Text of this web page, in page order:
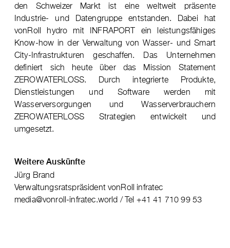
den Schweizer Markt ist eine weltweit präsente
Industrie- und Datengruppe entstanden. Dabei hat
vonRoll hydro mit INFRAPORT ein leistungsfähiges
Know-how in der Verwaltung von Wasser- und Smart
City-Infrastrukturen geschaffen. Das Unternehmen
definiert sich heute über das Mission Statement
ZEROWATERLOSS. Durch integrierte Produkte,
Dienstleistungen und Software werden mit
Wasserversorgungen und Wasserverbrauchern
ZEROWATERLOSS Strategien entwickelt und
umgesetzt.
Weitere Auskünfte
Jürg Brand
Verwaltungsratspräsident vonRoll infratec
media@vonroll-infratec.world / Tel +41 41 710 99 53